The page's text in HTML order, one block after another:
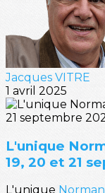
Jacques VITRE
1 avril 2025
L'unique
19, 20 et 21
L'unique